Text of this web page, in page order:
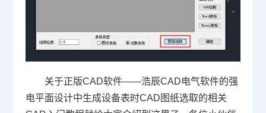
关于正版CAD软件——浩辰CAD电气软件的强
电平面设计中生成设备表时CAD图纸选取的相关